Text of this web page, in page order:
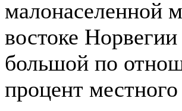
малонаселенной
востоке
большой по
процент